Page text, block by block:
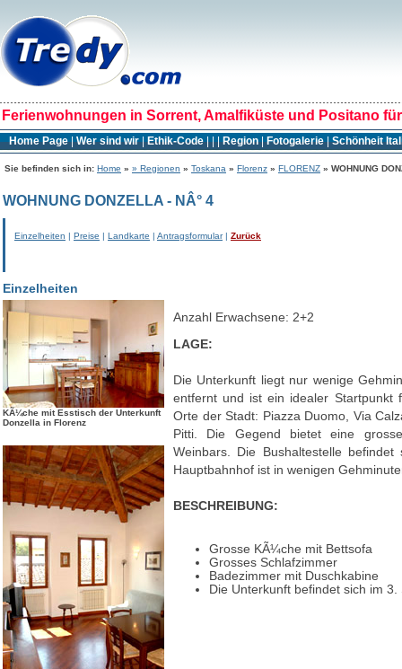
Ferienwohnungen in Sorrent, Amalfiküste und Positano
Home Page|Wer sind wir|Ethik-Code|||Region|Fotogalerie|Schönheit
Sie befinden sich in: Home » » Regionen » Toskana » Florenz » FLORENZ » WOHNUNG
WOHNUNG DONZELLA - NÂ° 4
Einzelheiten | Preise | Landkarte | Antragsformular| Zurück
Einzelheiten
KÃ¼che mit Esstisch der Unterkunft
Donzella in Florenz
Anzahl Erwachsene: 2+2
LAGE:
Die Unterkunft liegt nur wenige
entfernt und ist ein idealer Startpunkt
Orte der Stadt: Piazza Duomo, Via
Pitti. Die Gegend bietet eine
Weinbars. Die Bushaltestelle
Hauptbahnhof ist in wenigen
BESCHREIBUNG:
Grosse KÃ¼che mit Bettsofa
Grosses Schlafzimmer
Badezimmer mit Duschkabine
Die Unterkunft befindet sich im 3.